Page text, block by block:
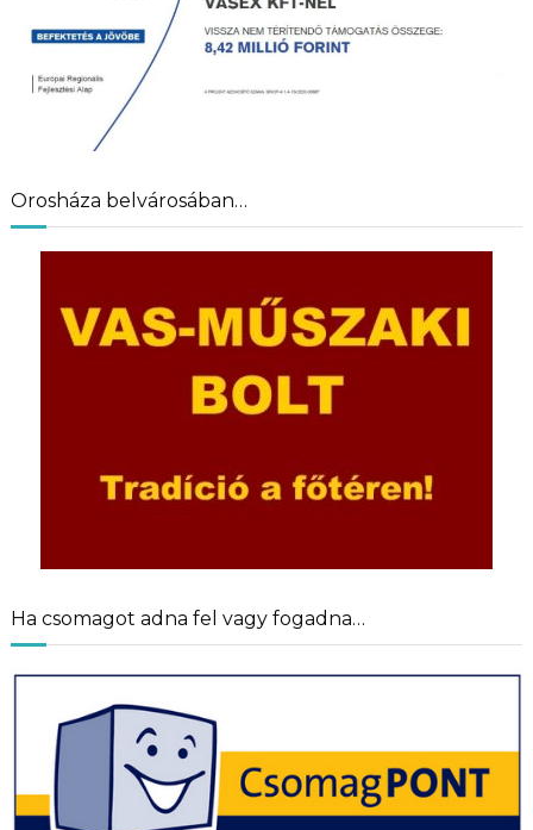
Orosháza belvárosában…
Ha csomagot adna fel vagy fogadna…